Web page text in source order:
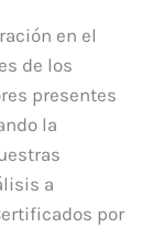
en el
de los
presentes
la
a
por